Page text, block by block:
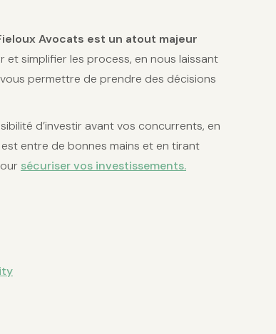
Avocats est un atout majeur
et simplifier les process, en nous laissant
permettre de prendre des décisions
d’investir avant vos concurrents, en
entre de bonnes mains et en tirant
sécuriser vos investissements.